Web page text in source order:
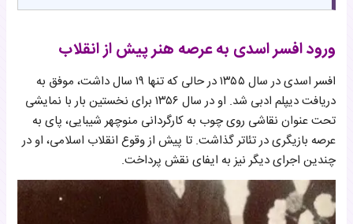
ورود افسر اسدی به عرصه هنر پیش از انقلاب
افسر اسدی در سال ۱۳۵۵ در حالی که تنها ۱۹ سال داشت، موفق به
دریافت دیپلم ادبی شد. او در سال ۱۳۵۶ برای نخستین بار با نمایشی
تحت عنوان نقاشی روی چوب به کارگردانی منوچهر شیبایی، پای به
عرصه بازیگری در تئاتر گذاشت. تا پیش از وقوع انقلاب اسلامی، او در
چندین اجرای دیگر نیز به ایفای نقش پرداخت.